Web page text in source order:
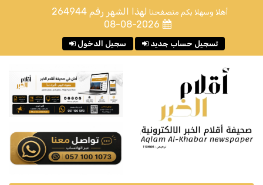
أهلا وسهلا بكم متصفحنا لهذا الشهر رقم 264944
08-08-2026
سجيل الدخول تسجيل حساب جديد